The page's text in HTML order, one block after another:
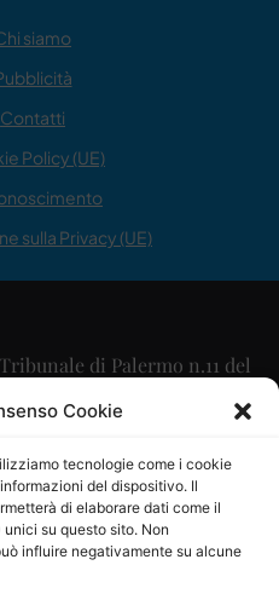
Cookie
tecnologie come i cookie
del dispositivo. Il
di elaborare dati come il
su questo sito. Non
influire negativamente su alcune
siamo
Contatti
Policy (UE)
sulla Privacy (UE)
di Palermo n.11 del
2015
Maurizio Scaglione
Maria Calabrese